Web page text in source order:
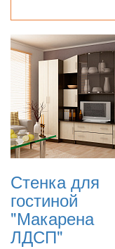
Стенка для
гостиной
"Макарена
ЛДСП"